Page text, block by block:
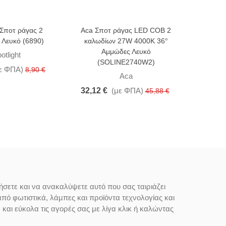
ράγας 2
(6890)
ΦΠΑ) 8,90 €
-30%
Aca Σποτ ράγας LED COB 2
καλωδίων 27W 4000K 36°
Αμμώδες Λευκό
(SOLINE2740W2)
Aca
32,12 € (με ΦΠΑ) 45,88 €
και να ανακαλύψετε αυτό που σας ταιριάζει
φωτιστικά, λάμπες και προϊόντα τεχνολογίας και
εύκολα τις αγορές σας με λίγα κλικ ή καλώντας